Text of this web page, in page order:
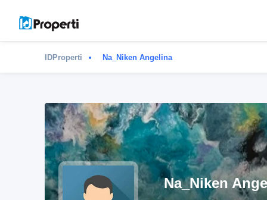
IDProperti Na_Niken Angelina
Na_Niken